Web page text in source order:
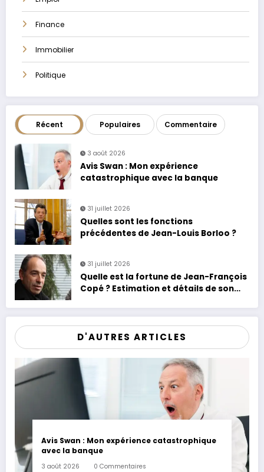
Finance
Immobilier
Politique
Récent Populaires Commentaire
3 août 2026
Avis Swan : Mon expérience
catastrophique avec la banque
31 juillet 2026
Quelles sont les fonctions
précédentes de Jean-Louis Borloo ?
31 juillet 2026
Quelle est la fortune de Jean-François
Copé ? Estimation et détails de son
D'AUTRES ARTICLES
Avis Swan : Mon expérience catastrophique
avec la banque
3 août 2026 0 Commentaires